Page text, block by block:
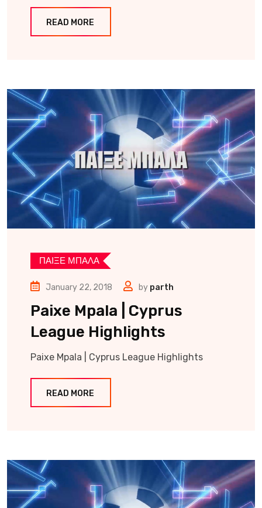
READ MORE
ΠΑΙΞΕ ΜΠΑΛΑ
January 22, 2018 by parth
Paixe Mpala | Cyprus
League Highlights
Paixe Mpala | Cyprus League Highlights
READ MORE